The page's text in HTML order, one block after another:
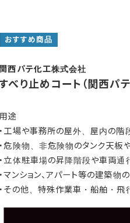
おすすめ商品
関西パテ化工株式会社
べり止めコート（関西パ
用途
・工場や事務所の屋外、屋内の階
・危険物、非危険物のタンク天板
・立体駐車場の昇降階段や車両通
・マンション、アパート等の建築物
・その他、特殊作業車・船舶・飛